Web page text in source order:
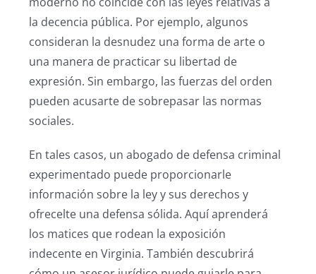
la decencia pública. Por ejemplo, algunos
consideran la desnudez una forma de arte o
una manera de practicar su libertad de
expresión. Sin embargo, las fuerzas del orden
pueden acusarte de sobrepasar las normas
sociales.
En tales casos, un abogado de defensa criminal
experimentado puede proporcionarle
información sobre la ley y sus derechos y
ofrecelte una defensa sólida. Aquí aprenderá
los matices que rodean la exposición
indecente en Virginia. También descubrirá